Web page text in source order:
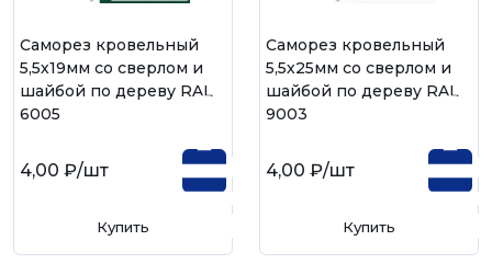
Саморез кровельный
5,5х19мм со сверлом и
шайбой по дереву RAL
6005
4,00 ₽/шт
Купить
Саморез кровельный
5,5х25мм со сверлом и
шайбой по дереву RAL
9003
4,00 ₽/шт
Купить